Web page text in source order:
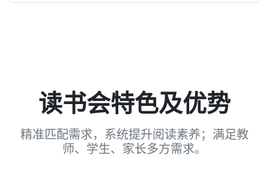
读书会特色及优势
精准匹配需求，系统提升阅读素养；满足教
师、学生、家长多方需求。